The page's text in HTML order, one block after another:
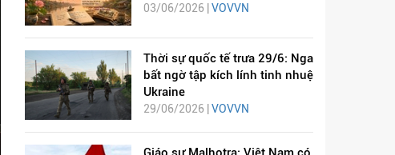
03/06/2026 | VOVVN
Thời sự quốc tế trưa 29/6: Nga
bất ngờ tập kích lính tinh nhuệ
Ukraine
29/06/2026 | VOVVN